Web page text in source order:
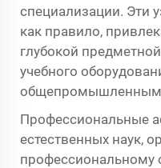
специализации. Эти
как правило,
глубокой
учебного
Профессиональные
естественных наук,
профессиональному